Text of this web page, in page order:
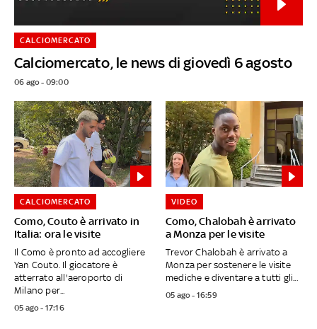
Calciomercato, le news di giovedì 6 agosto
CALCIOMERCATO
06 ago - 09:00
Como, Couto è arrivato in
Italia: ora le visite
CALCIOMERCATO
Il Como è pronto ad accogliere
Yan Couto. Il giocatore è
atterrato all'aeroporto di
Milano per...
05 ago - 17:16
Como, Chalobah è arrivato
a Monza per le visite
VIDEO
Trevor Chalobah è arrivato a
Monza per sostenere le visite
mediche e diventare a tutti gli...
05 ago - 16:59